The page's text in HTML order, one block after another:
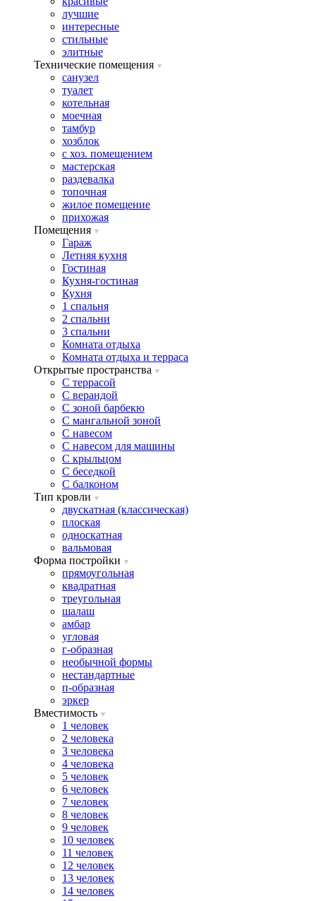
лучшие
интересные
стильные
элитные
Технические помещения
санузел
туалет
котельная
моечная
тамбур
хозблок
с хоз. помещением
мастерская
раздевалка
топочная
жилое помещение
прихожая
Помещения
Гараж
Летняя кухня
Гостиная
Кухня-гостиная
Кухня
1 спальня
2 спальни
3 спальни
Комната отдыха
Комната отдыxа и терраса
Открытые пространства
C террасой
C верандой
C зоной барбекю
C мангальной зоной
C навесом
C навесом для машины
C крыльцом
C беседкой
C балконом
Тип кровли
двускатная (классическая)
плоская
односкатная
вальмовая
Форма постройки
прямоугольная
квадратная
треугольная
шалаш
амбар
угловая
г-образная
необычной формы
нестандартные
п-образная
эркер
Вместимость
1 человек
2 человека
3 человека
4 человека
5 человек
6 человек
7 человек
8 человек
9 человек
10 человек
11 человек
12 человек
13 человек
14 человек